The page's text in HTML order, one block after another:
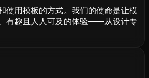
使用模板的方式。我们的使命是让模
有趣且人人可及的体验——从设计专